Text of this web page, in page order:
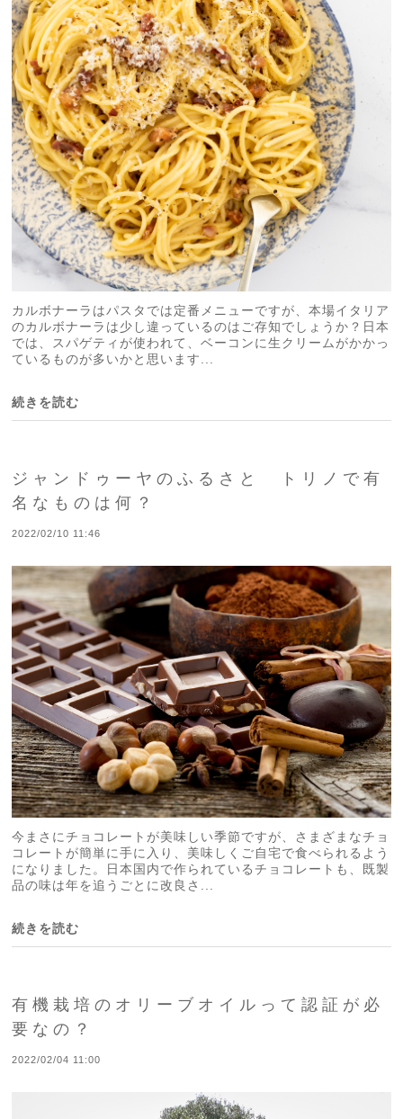
カルボナーラはパスタでは定番メニューですが、本場イタリア
のカルボナーラは少し違っているのはご存知でしょうか？日本
では、スパゲティが使われて、ベーコンに生クリームがかかっ
ているものが多いかと思います...
続きを読む
ジャンドゥーヤのふるさと トリノで有
名なものは何？
2022/02/10 11:46
今まさにチョコレートが美味しい季節ですが、さまざまなチョ
コレートが簡単に手に入り、美味しくご自宅で食べられるよう
になりました。日本国内で作られているチョコレートも、既製
品の味は年を追うごとに改良さ...
続きを読む
有機栽培のオリーブオイルって認証が必
要なの？
2022/02/04 11:00